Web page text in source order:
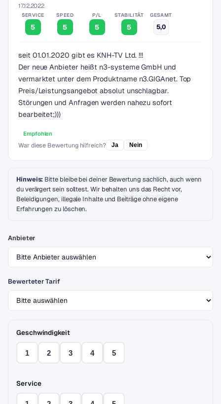
17.12.2022
SERVICE
5
SPEED
5
P/L
5
STABILITÄT
5
GESAMT
5,0
seit 01.01.2020 gibt es KNH-TV Ltd. !!!
Der neue Anbieter heißt n3-systeme GmbH und
vermarktet unter dem Produktname n3.GIGAnet. Top
Preis/Leistungsangebot absolut unschlagbar.
Störungen und Anfragen werden nahezu sofort
bearbeitet;)))
Empfohlen
War diese Bewertung hilfreich? Ja Nein
Hinweis: Bitte bleibe bei deiner Bewertung sachlich, auch wenn
du verärgert sein solltest. Wir behalten uns das Recht vor,
Beleidigungen, illegale Inhalte und Beiträge ohne eigene
Erfahrungen zu löschen.
Anbieter
Bewerteter Tarif
Geschwindigkeit
1 2 3 4 5
Service